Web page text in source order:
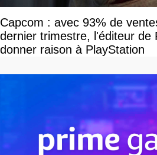
Capcom : avec 93% de
dernier trimestre, l'éditeur de
donner raison à PlayStation